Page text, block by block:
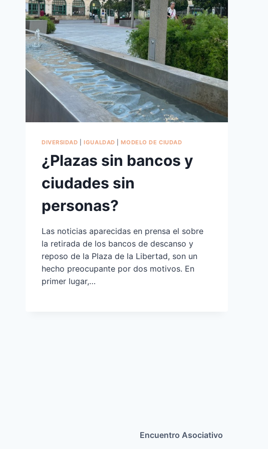
DIVERSIDAD |IGUALDAD |MODELO DE CIUDAD
¿Plazas sin bancos y
ciudades sin
personas?
Las noticias aparecidas en prensa el sobre
la retirada de los bancos de descanso y
reposo de la Plaza de la Libertad, son un
hecho preocupante por dos motivos. En
primer lugar,…
Encuentro Asociativo